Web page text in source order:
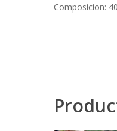
Composicion: